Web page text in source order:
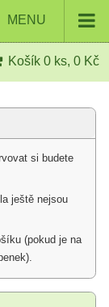
MENU
Košík 0 ks, 0 Kč
si budete
ještě nejsou
(pokud je na